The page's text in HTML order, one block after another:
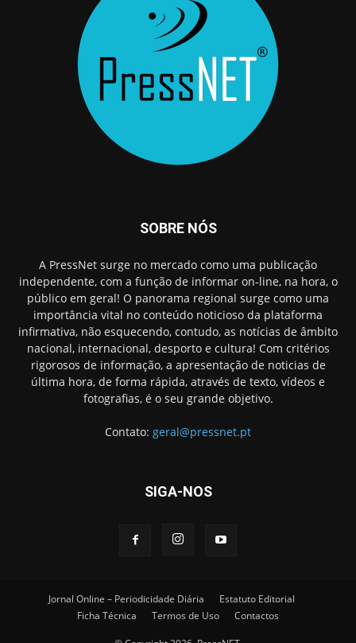
SOBRE NÓS
A PressNet surge no mercado como uma publicação
independente, com a função de informar on-line, na hora, o
público em geral! O panorama regional surge como uma
importância vital no conteúdo noticioso da plataforma
infirmativa, não esquecendo, contudo, as notícias de âmbito
nacional, internacional, desporto e cultura! Com critérios
rigorosos de informação, a apresentação de noticias de
última hora, de forma rápida, através de texto, vídeos e
fotografias, é o seu grande objetivo.
Contato: geral@pressnet.pt
SIGA-NOS
Jornal Online – Periodicidade Diária
Estatuto Editorial
Ficha Técnica
Termos de Uso Contactos